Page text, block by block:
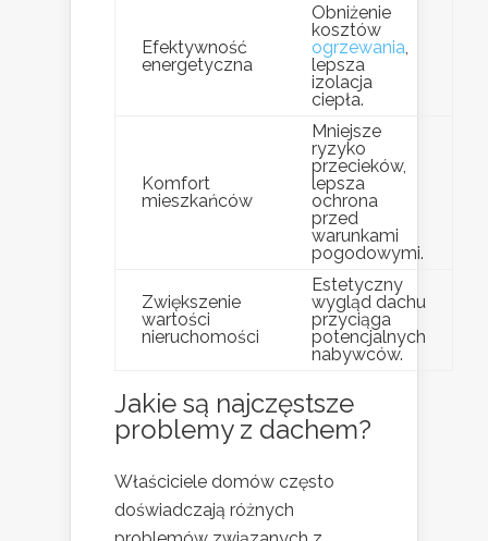
Efektywność
energetyczna
Obniżenie
kosztów
ogrzewania,
lepsza
izolacja
ciepła.
Komfort
mieszkańców
Mniejsze
ryzyko
przecieków,
lepsza
ochrona
przed
warunkami
pogodowymi.
Zwiększenie
wartości
nieruchomości
Estetyczny
wygląd dachu
przyciąga
potencjalnych
nabywców.
Jakie są najczęstsze
problemy z dachem?
Właściciele domów często
doświadczają różnych